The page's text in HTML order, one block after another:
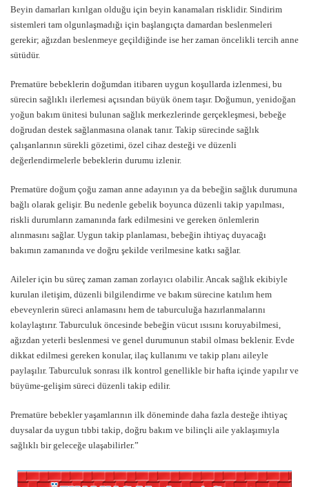
Beyin damarları kırılgan olduğu için beyin kanamaları risklidir. Sindirim
sistemleri tam olgunlaşmadığı için başlangıçta damardan beslenmeleri
gerekir; ağızdan beslenmeye geçildiğinde ise her zaman öncelikli tercih anne
sütüdür.
Prematüre bebeklerin doğumdan itibaren uygun koşullarda izlenmesi, bu
sürecin sağlıklı ilerlemesi açısından büyük önem taşır. Doğumun, yenidoğan
yoğun bakım ünitesi bulunan sağlık merkezlerinde gerçekleşmesi, bebeğe
doğrudan destek sağlanmasına olanak tanır. Takip sürecinde sağlık
çalışanlarının sürekli gözetimi, özel cihaz desteği ve düzenli
değerlendirmelerle bebeklerin durumu izlenir.
Prematüre doğum çoğu zaman anne adayının ya da bebeğin sağlık durumuna
bağlı olarak gelişir. Bu nedenle gebelik boyunca düzenli takip yapılması,
riskli durumların zamanında fark edilmesini ve gereken önlemlerin
alınmasını sağlar. Uygun takip planlaması, bebeğin ihtiyaç duyacağı
bakımın zamanında ve doğru şekilde verilmesine katkı sağlar.
Aileler için bu süreç zaman zaman zorlayıcı olabilir. Ancak sağlık ekibiyle
kurulan iletişim, düzenli bilgilendirme ve bakım sürecine katılım hem
ebeveynlerin süreci anlamasını hem de taburculuğa hazırlanmalarını
kolaylaştırır. Taburculuk öncesinde bebeğin vücut ısısını koruyabilmesi,
ağızdan yeterli beslenmesi ve genel durumunun stabil olması beklenir. Evde
dikkat edilmesi gereken konular, ilaç kullanımı ve takip planı aileyle
paylaşılır. Taburculuk sonrası ilk kontrol genellikle bir hafta içinde yapılır ve
büyüme-gelişim süreci düzenli takip edilir.
Prematüre bebekler yaşamlarının ilk döneminde daha fazla desteğe ihtiyaç
duysalar da uygun tıbbi takip, doğru bakım ve bilinçli aile yaklaşımıyla
sağlıklı bir geleceğe ulaşabilirler.”